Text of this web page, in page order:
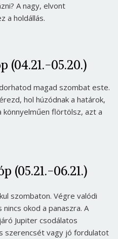
A nagy, elvont
a holdállás.
(04.21.-05.20.)
magad szombat este.
hol húzódnak a határok,
könnyelműen flörtölsz, azt a
(05.21.-06.21.)
szombaton. Végre valódi
okod a panaszra. A
Jupiter csodálatos
szerencsét vagy jó fordulatot